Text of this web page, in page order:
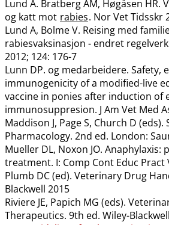
Lund A. Bratberg AM, Høgåsen HR.
og katt mot rabies. Nor Vet Tidsskr
Lund A, Bolme V. Reising med
rabiesvaksinasjon - endret
2012; 124: 176-7
Lunn DP. og medarbeidere. Safety,
immunogenicity of a modified-live
vaccine in ponies after induction of
immunosuppresion. J Am Vet Med
Maddison J, Page S, Church D
Pharmacology. 2nd ed. London:
Mueller DL, Noxon JO. Anaphylaxis:
treatment. I: Comp Cont Educ Pract
Plumb DC (ed). Veterinary Drug
Blackwell 2015
Riviere JE, Papich MG (eds).
Therapeutics. 9th ed. Wiley-